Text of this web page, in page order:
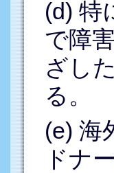
(d) 特
で障
ざし
る。
(e) 海
ドナ